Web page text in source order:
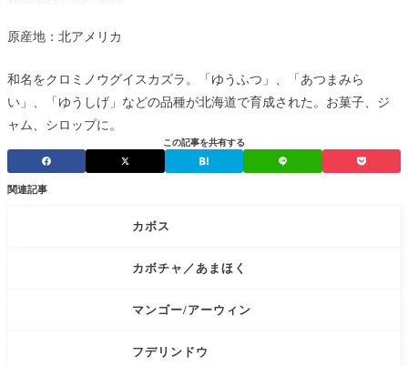
原産地：北アメリカ
和名をクロミノウグイスカズラ。「ゆうふつ」、「あつまみら
い」、「ゆうしげ」などの品種が北海道で育成された。お菓子、ジ
ャム、シロップに。
この記事を共有する
関連記事
カボス
カボチャ／あまほく
マンゴー/アーウィン
フデリンドウ